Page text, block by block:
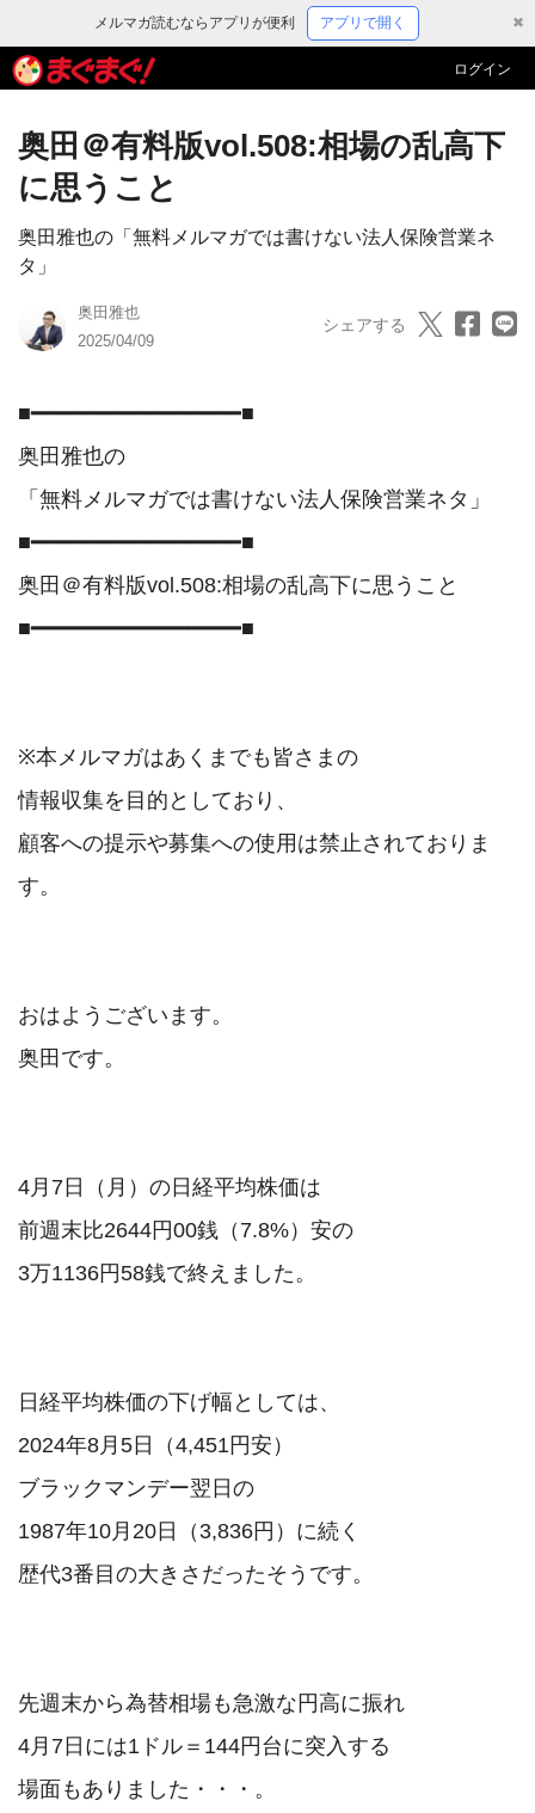
メルマガ読むならアプリが便利 アプリで開く ✖
ログイン
奥田＠有料版vol.508:相場の乱高下
に思うこと
奥田雅也の「無料メルマガでは書けない法人保険営業ネ
タ」
奥田雅也
2025/04/09
シェアする
■━━━━━━━━━━━━━━━━■
奥田雅也の
「無料メルマガでは書けない法人保険営業ネタ」
■━━━━━━━━━━━━━━━━■
奥田＠有料版vol.508:相場の乱高下に思うこと
■━━━━━━━━━━━━━━━━■
※本メルマガはあくまでも皆さまの
情報収集を目的としており、
顧客への提示や募集への使用は禁止されておりま
す。
おはようございます。
奥田です。
4月7日（月）の日経平均株価は
前週末比2644円00銭（7.8%）安の
3万1136円58銭で終えました。
日経平均株価の下げ幅としては、
2024年8月5日（4,451円安）
ブラックマンデー翌日の
1987年10月20日（3,836円）に続く
歴代3番目の大きさだったそうです。
先週末から為替相場も急激な円高に振れ
4月7日には1ドル＝144円台に突入する
場面もありました・・・。